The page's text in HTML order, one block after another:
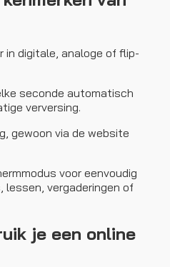
in digitale, analoge of flip-
seconde automatisch
verversing.
gewoon via de website
voor eenvoudig
vergaderingen of
je een online